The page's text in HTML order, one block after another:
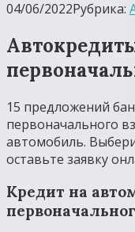
04/06/2022Рубрика:
15 предложений
первоначального
автомобиль.
оставьте заявку
Кредит на